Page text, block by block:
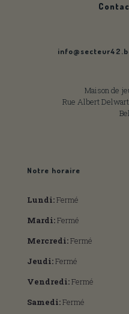
Maison de
Rue Albert
Notre horaire
Lundi:Fermé
Mardi:Fermé
Mercredi:Fermé
Jeudi:Fermé
Vendredi:Fermé
Samedi:Fermé